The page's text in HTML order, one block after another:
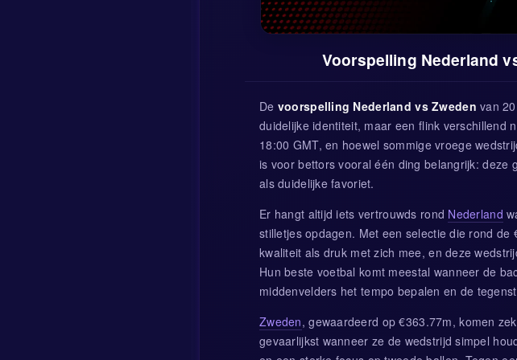
Voorspelling Nederland
De voorspelling Nederland vs Zweden van
duidelijke identiteit, maar een flink verschillend
18:00 GMT, en hoewel sommige vroege
is voor bettors vooral één ding belangrijk: deze
als duidelijke favoriet.
Er hangt altijd iets vertrouwds rond Nederland
stilletjes opdagen. Met een selectie die rond
kwaliteit als druk met zich mee, en deze
Hun beste voetbal komt meestal wanneer de
middenvelders het tempo bepalen en de
Zweden, gewaardeerd op €363.77m, komen
gevaarlijkst wanneer ze de wedstrijd simpel